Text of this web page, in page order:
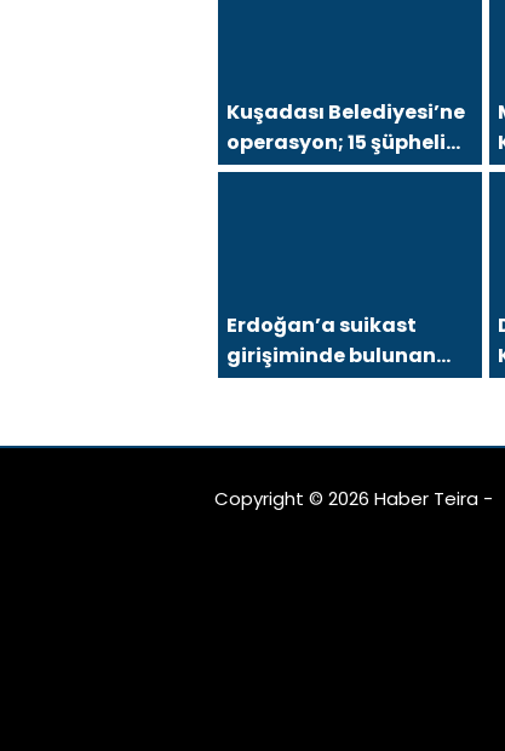
Kuşadası Belediyesi’ne
operasyon; 15 şüpheli
gözaltına alındı
Erdoğan’a suikast
girişiminde bulunan
FETÖ üyesi yakalandı
Copyright © 2026 Haber Teira -